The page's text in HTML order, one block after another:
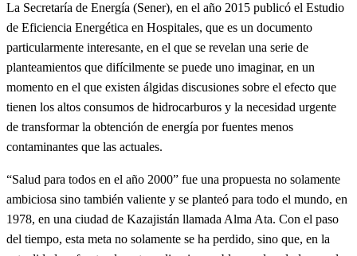
La Secretaría de Energía (Sener), en el año 2015 publicó el Estudio
de Eficiencia Energética en Hospitales, que es un documento
particularmente interesante, en el que se revelan una serie de
planteamientos que difícilmente se puede uno imaginar, en un
momento en el que existen álgidas discusiones sobre el efecto que
tienen los altos consumos de hidrocarburos y la necesidad urgente
de transformar la obtención de energía por fuentes menos
contaminantes que las actuales.
“Salud para todos en el año 2000” fue una propuesta no solamente
ambiciosa sino también valiente y se planteó para todo el mundo, en
1978, en una ciudad de Kazajistán llamada Alma Ata. Con el paso
del tiempo, esta meta no solamente se ha perdido, sino que, en la